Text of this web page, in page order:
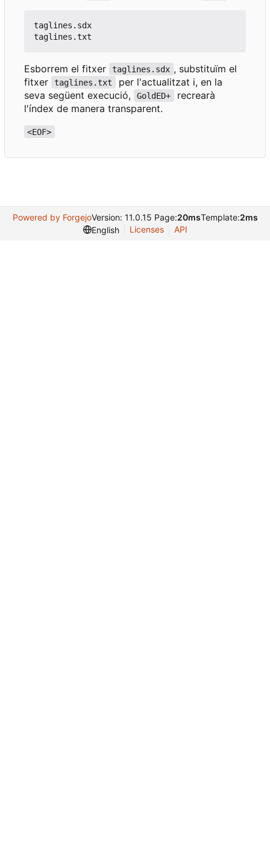
taglines.sdx
Esborrem el fitxer taglines.sdx , substituïm el
fitxer
taglines.txt
per l'actualitzat i, en la
seva següent execució,
GoldED+
recrearà
l'índex de manera transparent.
<EOF>
Powered by ForgejoVersion: 11.0.15 Page:20msTemplate:2ms
English
Licenses API